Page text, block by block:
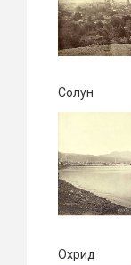
Солун
Охрид